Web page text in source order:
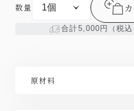
数量
合計5,000円（税
原材料